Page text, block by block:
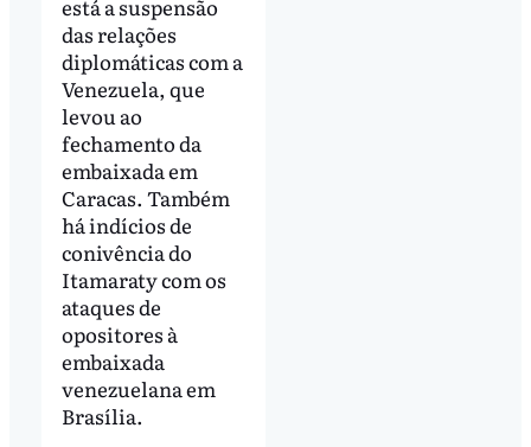
está a suspensão
das relações
diplomáticas com a
Venezuela, que
levou ao
fechamento da
embaixada em
Caracas. Também
há indícios de
conivência do
Itamaraty com os
ataques de
opositores à
embaixada
venezuelana em
Brasília.